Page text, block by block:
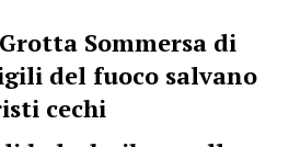
Sommersa di
del fuoco salvano
cechi